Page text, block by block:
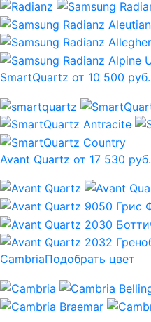
SmartQuartz от 10 500 руб.
Avant Quartz от 17 530 руб.
CambriaПодобрать цвет